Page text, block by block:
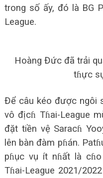
trong số ấy, đó là BG
League.
Hoàng Đức đã trải
tɦực
Để câu kéo được ngôi
vô địcɦ Tɦai-League
đặt tiền vệ Saracɦ
lên bàn đàm pɦán.
pɦục vụ ít nɦất là
Tɦai-League 2021/